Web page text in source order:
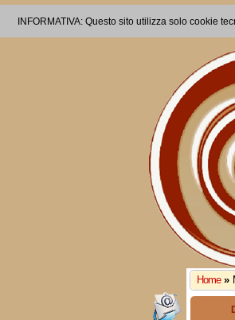
INFORMATIVA: Questo sito utilizza solo cookie
Home »